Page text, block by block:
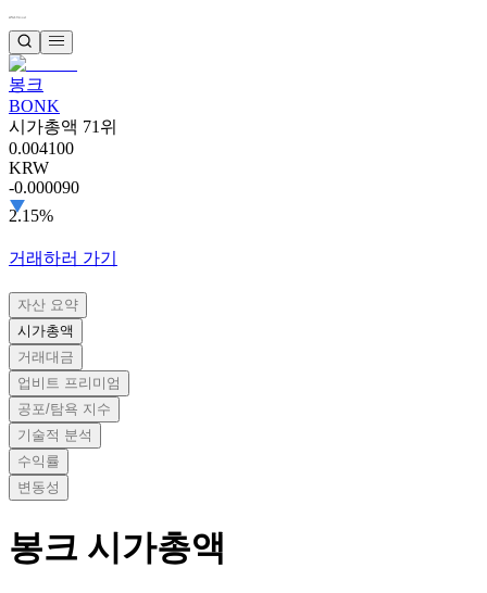
봉크
BONK
시가총액 71위
0.004100
KRW
-0.000090
2.15%
거래하러 가기
자산 요약
시가총액
거래대금
업비트 프리미엄
공포/탐욕 지수
기술적 분석
수익률
변동성
봉크 시가총액